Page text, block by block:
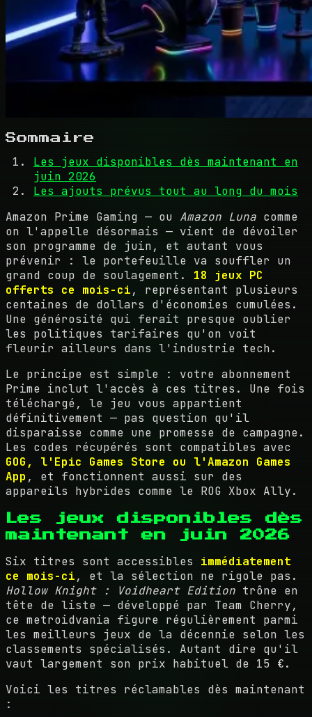
Sommaire
Les jeux disponibles dès maintenant en
juin 2026
Les ajouts prévus tout au long du mois
Amazon Prime Gaming — ou Amazon Luna comme
on l'appelle désormais — vient de dévoiler
son programme de juin, et autant vous
prévenir : le portefeuille va souffler un
grand coup de soulagement. 18 jeux PC
offerts ce mois-ci, représentant plusieurs
centaines de dollars d'économies cumulées.
Une générosité qui ferait presque oublier
les politiques tarifaires qu'on voit
fleurir ailleurs dans l'industrie tech.
Le principe est simple : votre abonnement
Prime inclut l'accès à ces titres. Une fois
téléchargé, le jeu vous appartient
définitivement — pas question qu'il
disparaisse comme une promesse de campagne.
Les codes récupérés sont compatibles avec
GOG, l'Epic Games Store ou l'Amazon Games
App , et fonctionnent aussi sur des
appareils hybrides comme le ROG Xbox Ally.
Les jeux disponibles dès
maintenant en juin 2026
Six titres sont accessibles immédiatement
ce mois-ci, et la sélection ne rigole pas.
Hollow Knight : Voidheart Edition trône en
tête de liste — développé par Team Cherry,
ce metroidvania figure régulièrement parmi
les meilleurs jeux de la décennie selon les
classements spécialisés. Autant dire qu'il
vaut largement son prix habituel de 15 €.
Voici les titres réclamables dès maintenant
: